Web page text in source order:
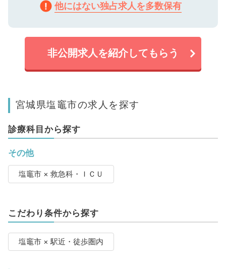
他にはない独占求人を多数保有
非公開求人を紹介してもらう
宮城県塩竈市の求人を探す
診療科目から探す
その他
塩竈市 × 救急科・ＩＣＵ
こだわり条件から探す
塩竈市 × 駅近・徒歩圏内